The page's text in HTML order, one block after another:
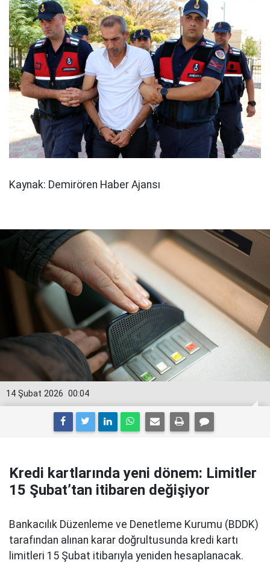
Kaynak: Demirören Haber Ajansı
00:04
14 Şubat 2026
Kredi kartlarında yeni dönem: Limitler
15 Şubat’tan itibaren değişiyor
Bankacılık Düzenleme ve Denetleme Kurumu (BDDK)
tarafından alınan karar doğrultusunda kredi kartı
limitleri 15 Şubat itibarıyla yeniden hesaplanacak.